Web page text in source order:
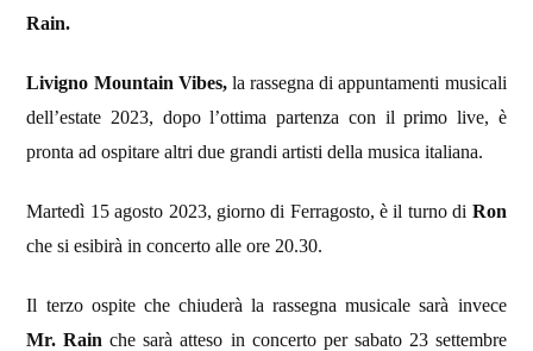
Rain.
Livigno Mountain Vibes,la rassegna di appuntamenti musicali
dell’estate 2023, dopo l’ottima partenza con il primo live, è
pronta ad ospitare altri due grandi artisti della musica italiana.
Martedì 15 agosto 2023, giorno di Ferragosto, è il turno di Ron
che si esibirà in concerto alle ore 20.30.
Il terzo ospite che chiuderà la rassegna musicale sarà invece
Mr. Rain che sarà atteso in concerto per sabato 23 settembre